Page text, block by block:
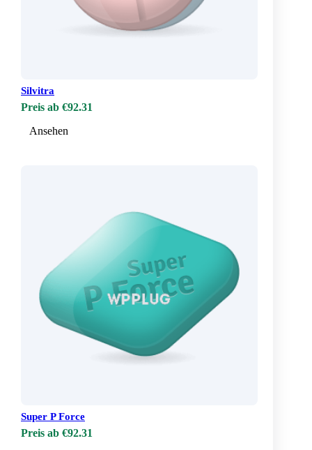
Silvitra
Preis ab €92.31
Ansehen
Super P Force
Preis ab €92.31